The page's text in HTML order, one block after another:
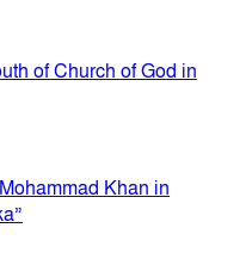
of Church of God in
Khan in